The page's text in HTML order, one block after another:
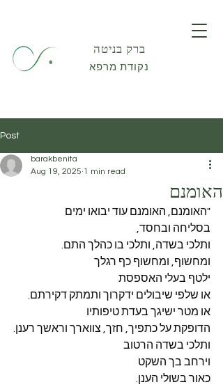
נקודת מרפא
ברק בניטה
Post
האומנם
barakbenita
Aug 19, 2025 1 min read
"האומנם, האומנם עוד יבואו ימים
בסליחה ובחסד,
ותלכי בשדה, ותלכי בו כהלך התם.
ומחשוף, ומחשוף כף רגלך
ילטף בעלי האספסת
או שלפי שיבולים ידקרוך ותמתק דקירתם.
או מטר ישיגך בעדת טיפותיו
הדופקת על כתפיך, חזך, צווארך וראשך רענן.
ותלכי בשדה הרטוב
וירחב בך השקט
כאור בשולי הענן.